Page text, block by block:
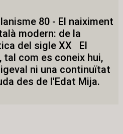
80 - El naiximent
modern: de la
del sigle XX El
com es coneix hui,
ni una continuïtat
des de l'Edat Mija.